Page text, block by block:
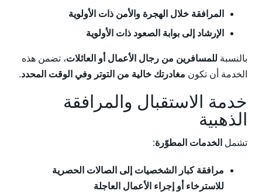
المرافقة خلال الهجرة والأمن ذات الأولوية
الإرشاد إلى بوابة الصعود ذات الأولوية
بالنسبة للمسافرين من رجال الأعمال أو العائلات، تضمن هذه
الخدمة أن تكون مغادرتك خالية من التوتر وفي الوقت المحدد.
خدمة الاستقبال والمرافقة
الذهبية
تشمل الخدمات المطوّرة:
مرافقة كبار الشخصيات إلى الصالات الحصرية
للاسترخاء أو إجراء الأعمال العاجلة